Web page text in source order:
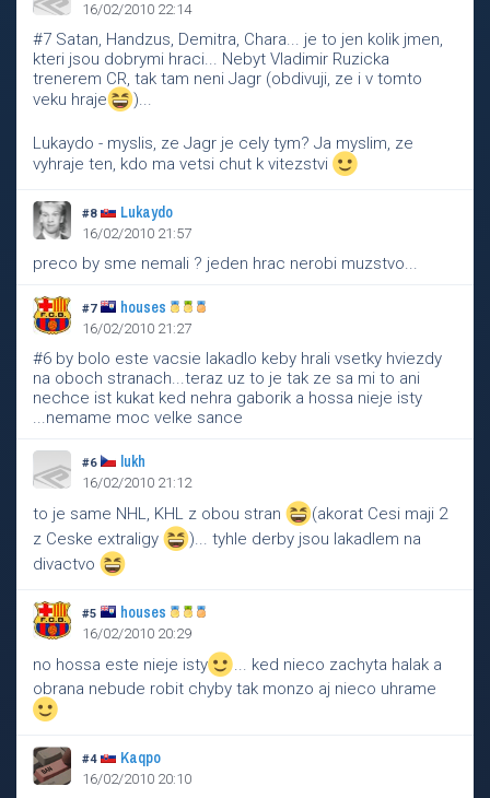
16/02/2010 22:14
#7 Satan, Handzus, Demitra, Chara... je to jen kolik jmen,
kteri jsou dobrymi hraci... Nebyt Vladimir Ruzicka
trenerem CR, tak tam neni Jagr (obdivuji, ze i v tomto
veku hraje
)...
Lukaydo - myslis, ze Jagr je cely tym? Ja myslim, ze
vyhraje ten, kdo ma vetsi chut k vitezstvi
#8 Lukaydo
16/02/2010 21:57
preco by sme nemali ? jeden hrac nerobi muzstvo...
#7 houses
16/02/2010 21:27
#6 by bolo este vacsie lakadlo keby hrali vsetky hviezdy
na oboch stranach...teraz uz to je tak ze sa mi to ani
nechce ist kukat ked nehra gaborik a hossa nieje isty
...nemame moc velke sance
#6 lukh
16/02/2010 21:12
to je same NHL, KHL z obou stran
(akorat Cesi maji 2
z Ceske extraligy
)... tyhle derby jsou lakadlem na
divactvo
#5 houses
16/02/2010 20:29
no hossa este nieje isty
... ked nieco zachyta halak a
obrana nebude robit chyby tak monzo aj nieco uhrame
#4 Kaqpo
16/02/2010 20:10